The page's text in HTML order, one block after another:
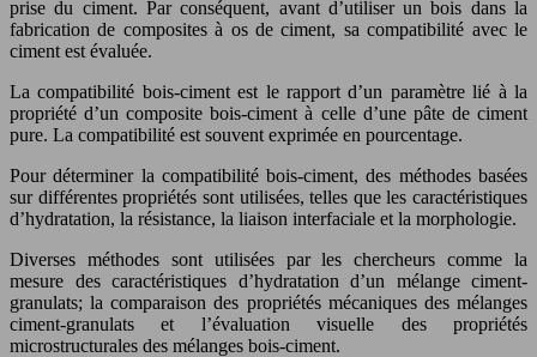
prise du ciment. Par conséquent, avant d’utiliser un bois dans la
fabrication de composites à os de ciment, sa compatibilité avec le
ciment est évaluée.
La compatibilité bois-ciment est le rapport d’un paramètre lié à la
propriété d’un composite bois-ciment à celle d’une pâte de ciment
pure. La compatibilité est souvent exprimée en pourcentage.
Pour déterminer la compatibilité bois-ciment, des méthodes basées
sur différentes propriétés sont utilisées, telles que les caractéristiques
d’hydratation, la résistance, la liaison interfaciale et la morphologie.
Diverses méthodes sont utilisées par les chercheurs comme la
mesure des caractéristiques d’hydratation d’un mélange ciment-
granulats; la comparaison des propriétés mécaniques des mélanges
ciment-granulats et l’évaluation visuelle des propriétés
microstructurales des mélanges bois-ciment.